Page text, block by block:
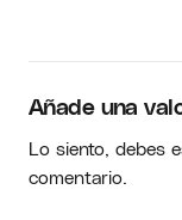
Añade una
Lo siento, debes
comentario.